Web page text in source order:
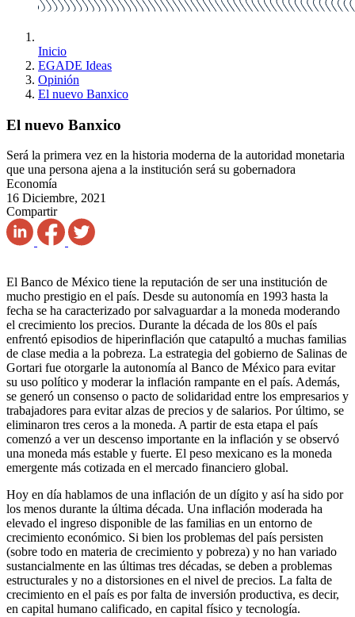
Inicio
EGADE Ideas
Opinión
El nuevo Banxico
El nuevo Banxico
Será la primera vez en la historia moderna de la autoridad monetaria
que una persona ajena a la institución será su gobernadora
Economía
16 Diciembre, 2021
Compartir
El Banco de México tiene la reputación de ser una institución de
mucho prestigio en el país. Desde su autonomía en 1993 hasta la
fecha se ha caracterizado por salvaguardar a la moneda moderando
el crecimiento los precios. Durante la década de los 80s el país
enfrentó episodios de hiperinflación que catapultó a muchas familias
de clase media a la pobreza. La estrategia del gobierno de Salinas de
Gortari fue otorgarle la autonomía al Banco de México para evitar
su uso político y moderar la inflación rampante en el país. Además,
se generó un consenso o pacto de solidaridad entre los empresarios y
trabajadores para evitar alzas de precios y de salarios. Por último, se
eliminaron tres ceros a la moneda. A partir de esta etapa el país
comenzó a ver un descenso importante en la inflación y se observó
una moneda más estable y fuerte. El peso mexicano es la moneda
emergente más cotizada en el mercado financiero global.
Hoy en día hablamos de una inflación de un dígito y así ha sido por
los menos durante la última década. Una inflación moderada ha
elevado el ingreso disponible de las familias en un entorno de
crecimiento económico. Si bien los problemas del país persisten
(sobre todo en materia de crecimiento y pobreza) y no han variado
sustancialmente en las últimas tres décadas, se deben a problemas
estructurales y no a distorsiones en el nivel de precios. La falta de
crecimiento en el país es por falta de inversión productiva, es decir,
en capital humano calificado, en capital físico y tecnología.